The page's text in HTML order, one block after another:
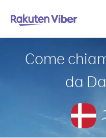
Come
da